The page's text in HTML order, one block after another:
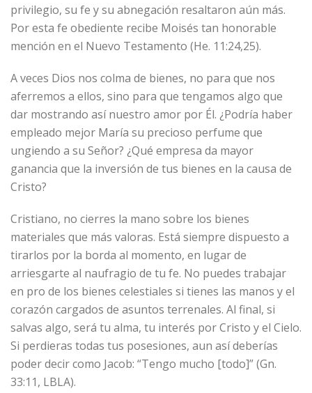
privilegio, su fe y su abnegación resaltaron aún más.
Por esta fe obediente recibe Moisés tan honorable
mención en el Nuevo Testamento (He. 11:24,25).
A veces Dios nos colma de bienes, no para que nos
aferremos a ellos, sino para que tengamos algo que
dar mostrando así nuestro amor por Él. ¿Podría haber
empleado mejor María su precioso perfume que
ungiendo a su Señor? ¿Qué empresa da mayor
ganancia que la inversión de tus bienes en la causa de
Cristo?
Cristiano, no cierres la mano sobre los bienes
materiales que más valoras. Está siempre dispuesto a
tirarlos por la borda al momento, en lugar de
arriesgarte al naufragio de tu fe. No puedes trabajar
en pro de los bienes celestiales si tienes las manos y el
corazón cargados de asuntos terrenales. Al final, si
salvas algo, será tu alma, tu interés por Cristo y el Cielo.
Si perdieras todas tus posesiones, aun así deberías
poder decir como Jacob: “Tengo mucho [todo]” (Gn.
33:11, LBLA).